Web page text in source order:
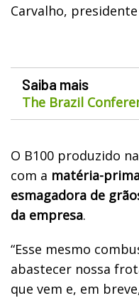
Carvalho,
Saiba mais
The Brazil
O B100 produzido
com a matéria-
esmagadora de
da empresa.
“Esse mesmo
abastecer nossa
que vem e, em